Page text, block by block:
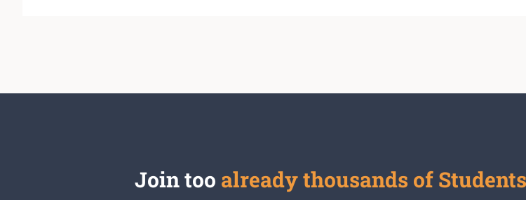
Join too already thousands of Students